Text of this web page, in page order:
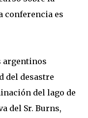
conferencia es
argentinos
del desastre
del lago de
del Sr. Burns,